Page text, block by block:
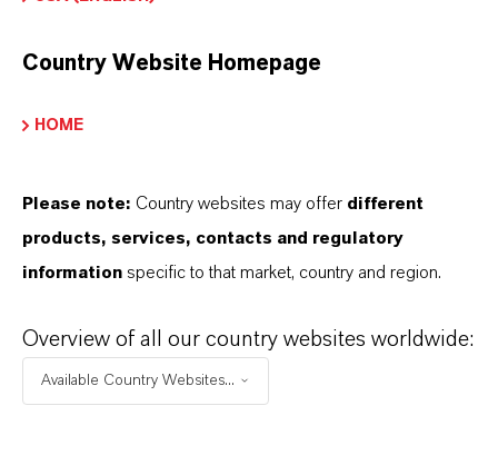
RECHTSRAUM AUSWÄHLEN
DARUMLANXESS!
Country Website Homepage
HOME
Please note: Country websites may offer different
products, services, contacts and regulatory
information specific to that market, country and region.
Overview of all our country websites worldwide:
Available Country Websites...